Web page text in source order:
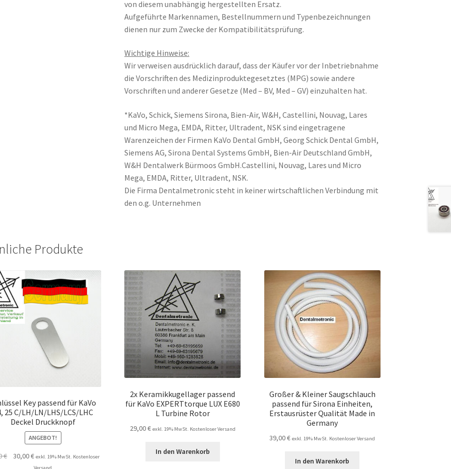
von diesem unabhängig hergestellten Ersatz.
Aufgeführte Markennamen, Bestellnummern und Typenbezeichnungen
dienen nur zum Zwecke der Kompatibilitätsprüfung.
Wichtige Hinweise:
Wir verweisen ausdrücklich darauf, dass der Käufer vor der Inbetriebnahme
die Vorschriften des Medizinproduktegesetztes (MPG) sowie andere
Vorschriften und anderer Gesetze (Med – BV, Med – GV) einzuhalten hat.
*KaVo, Schick, Siemens Sirona, Bien-Air, W&H, Castellini, Nouvag, Lares
und Micro Mega, EMDA, Ritter, Ultradent, NSK sind eingetragene
Warenzeichen der Firmen KaVo Dental GmbH, Georg Schick Dental GmbH,
Siemens AG, Sirona Dental Systems GmbH, Bien-Air Deutschland GmbH,
W&H Dentalwerk Bürmoos GmbH.Castellini, Nouvag, Lares und Micro
Mega, EMDA, Ritter, Ultradent, NSK.
Die Firma Dentalmetronic steht in keiner wirtschaftlichen Verbindung mit
den o.g. Unternehmen
Produkte
Key passend für KaVo
25 C/LH/LN/LHS/LCS/LHC
Deckel Druckknopf
ANGEBOT!
€
Ursprünglicher
30,00€Aktueller
Preis
exkl. 19% MwSt. Kostenloser
2x Keramikkugellager passend
für KaVo EXPERTtorque LUX E680
L Turbine Rotor
29,00€ exkl. 19% MwSt. Kostenloser Versand
In den Warenkorb
Großer & Kleiner Saugschlauch
passend für Sirona Einheiten,
Erstausrüster Qualität Made in
Germany
39,00€ exkl. 19% MwSt. Kostenloser Versand
In den Warenkorb